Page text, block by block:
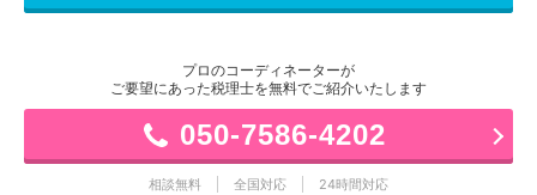
プロのコーディネーターが
ご要望にあった税理士を無料でご紹介いたします
050-7586-4202
相談無料 全国対応 24時間対応